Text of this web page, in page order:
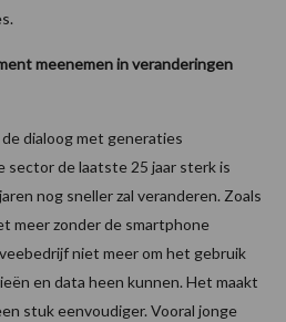
meenemen in veranderingen
dialoog met generaties
sector de laatste 25 jaar sterk is
nog sneller zal veranderen. Zoals
meer zonder de smartphone
niet meer om het gebruik
en data heen kunnen. Het maakt
stuk eenvoudiger. Vooral jonge